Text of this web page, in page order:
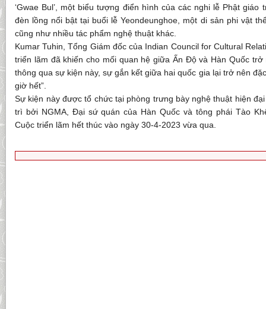
‘Gwae Bul’, một biểu tượng điển hình của các nghi lễ Phật giáo
đèn lồng nổi bật tại buổi lễ Yeondeunghoe, một di sản phi vật
cũng như nhiều tác phẩm nghệ thuật khác.
Kumar Tuhin, Tổng Giám đốc của Indian Council for Cultural
triển lãm đã khiến cho mối quan hệ giữa Ấn Độ và Hàn Quốc
thông qua sự kiện này, sự gắn kết giữa hai quốc gia lại trở nên
giờ hết”.
Sự kiện này được tổ chức tại phòng trưng bày nghệ thuật hiện
trì bởi NGMA, Đại sứ quán của Hàn Quốc và tông phái Tào
Cuộc triển lãm hết thúc vào ngày 30-4-2023 vừa qua.